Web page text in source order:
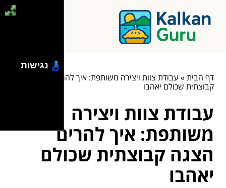
דף הבית» עבודת צוות ויצירה משותפת: איך להרים הצגה
קבוצתית שכולם יאהבו
עבודת צוות ויצירה
משותפת: איך להרים
הצגה קבוצתית שכולם
יאהבו
נגישות